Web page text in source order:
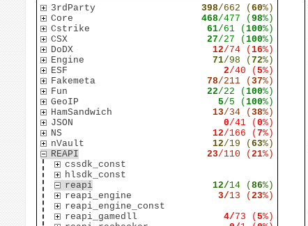
3rdParty 398/662 (60%)
Core
468/477 (98%)
Cstrike
61/61 (100%)
CSX
27/27 (100%)
DoDX
12/74 (16%)
Engine
71/98 (72%)
ESF
2/40 (5%)
Fakemeta
78/211 (37%)
Fun
22/22 (100%)
GeoIP
5/5 (100%)
HamSandwich
13/34 (38%)
JSON
0/41 (0%)
NS
12/166 (7%)
nVault
12/19 (63%)
REAPI
23/110 (21%)
cssdk_const
hlsdk_const
reapi
12/14 (86%)
reapi_engine
3/13 (23%)
reapi_engine_const
reapi_gamedll
4/73 (5%)